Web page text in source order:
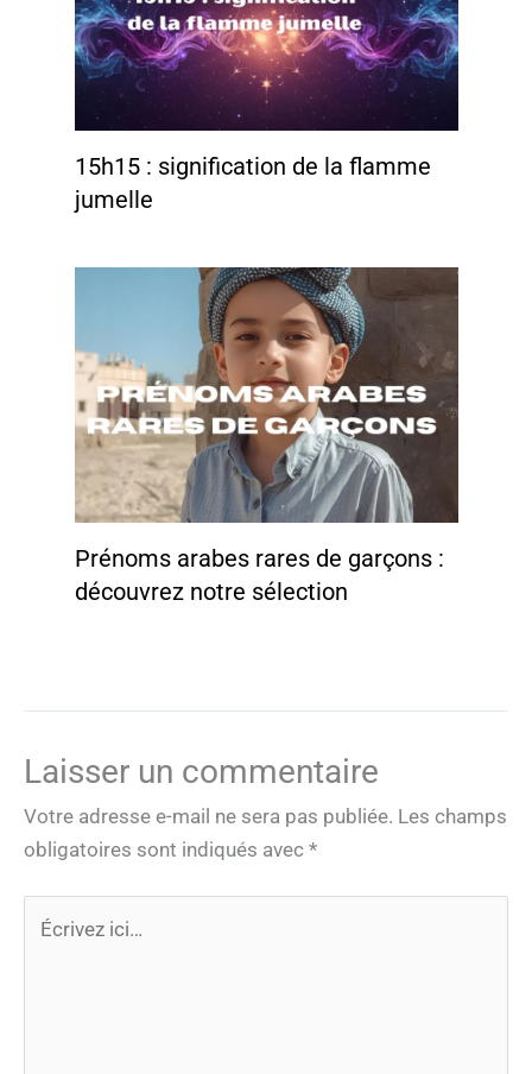
15h15 : signification de la flamme
jumelle
Prénoms arabes rares de garçons :
découvrez notre sélection
Laisser un commentaire
Votre adresse e-mail ne sera pas publiée. Les champs
obligatoires sont indiqués avec *